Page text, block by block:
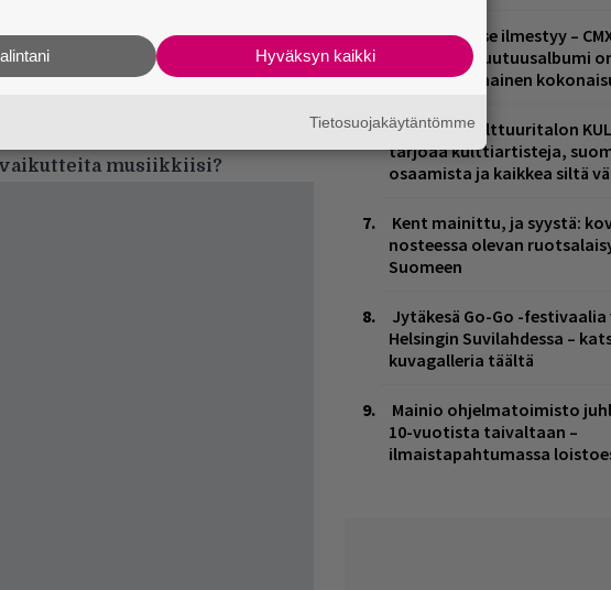
musiikkia. Pidän soul-laulajista.
mutta nyt yritän kuunnella vielä
olisi kuunnellut
vaikutteita musiikkiisi?
Huomenna se ilmestyy –
A.W. Yrjänän uutuusalbumi
mammuttimainen
Helsingin Kulttuuritalon
tarjoaa kulttiartisteja,
osaamista ja kaikkea siltä
Kent mainittu, ja syystä:
nosteessa olevan
Suomeen
Jytäkesä Go-Go -
Helsingin Suvilahdessa –
kuvagalleria täältä
Mainio ohjelmatoimisto
10-vuotista taivaltaan –
ilmaistapahtumassa
Hyväksyn kaikki
Tietosuojakäytäntömme